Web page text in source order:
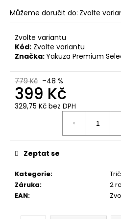
Můžeme doručit do: Zvolte
Zvolte variantu
Kód: Zvolte variantu
Značka:Yakuza Premium
779 Kč –48 %
399 Kč
329,75 Kč bez DPH
Kategorie:
Záruka:
2
EAN:
Zeptat se
e
PÁNSKÉ
OLIVOVÉ
TRIČKO
PREMIUM
BL-
204
BROKEN
Kč